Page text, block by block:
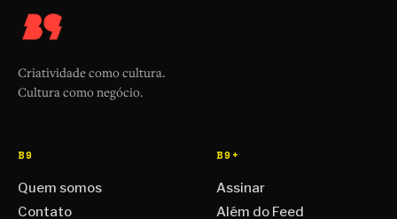
Criatividade como cultura.
Cultura como negócio.
B9
Quem somos
Contato
B9+
Assinar
Além do Feed